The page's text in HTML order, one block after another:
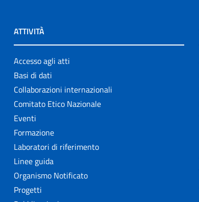
ATTIVITÀ
Accesso agli atti
Basi di dati
Collaborazioni internazionali
Comitato Etico Nazionale
Eventi
Formazione
Laboratori di riferimento
Linee guida
Organismo Notificato
Progetti